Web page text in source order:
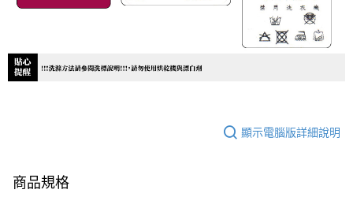
顯示電腦版詳細說明
商品規格